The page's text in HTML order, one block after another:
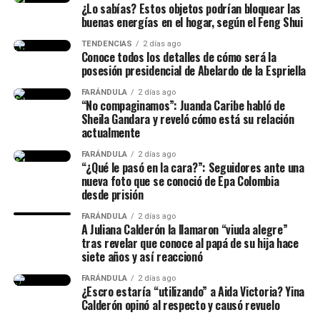
cuánto conocí al papá de mi
hija, lo conocí hace siete años
(…) Duramos un tiempo
separados y cantidad de cosas
(…) No diré nada hasta que él
quiera hablar del tema”,
señaló.
Finalmente, la chica dejó en evidencia que durante ese
lapso de tiempo no siempre estuvieron juntos, y
tuvieron idas y venidas.
#LIVEIncentiveProgram
#SideHustleLIVE #PaidPartnership
#yinacalderonoficial
#julianacalderon ♬ sonido original – Julieth
¿Lo sabías? Estos objetos podrían bloquear las
buenas energías en el hogar, según el Feng Shui
TENDENCIAS 2 días ago
Conoce todos los detalles de cómo será la
posesión presidencial de Abelardo de la Espriella
FARÁNDULA 2 días ago
“No compaginamos”: Juanda Caribe habló de
Sheila Gandara y reveló cómo está su relación
actualmente
FARÁNDULA 2 días ago
“¿Qué le pasó en la cara?”: Seguidores ante una
nueva foto que se conoció de Epa Colombia
desde prisión
FARÁNDULA 2 días ago
A Juliana Calderón la llamaron “viuda alegre”
tras revelar que conoce al papá de su hija hace
siete años y así reaccionó
FARÁNDULA 2 días ago
¿Escro estaría “utilizando” a Aida Victoria? Yina
Calderón opinó al respecto y causó revuelo